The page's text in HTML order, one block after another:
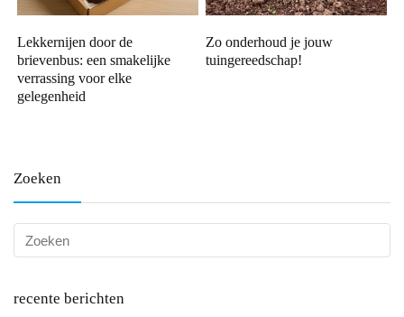
Lekkernijen door de
brievenbus: een smakelijke
verrassing voor elke
gelegenheid
Zo onderhoud je jouw
tuingereedschap!
Zoeken
recente berichten